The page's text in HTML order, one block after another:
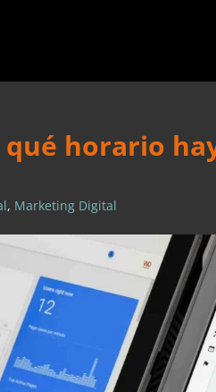
qué horario
, Marketing Digital